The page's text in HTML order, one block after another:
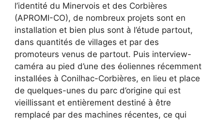
l’identité du Minervois et des Corbières
(APROMI-CO), de nombreux projets sont en
installation et bien plus sont à l’étude partout,
dans quantités de villages et par des
promoteurs venus de partout. Puis interview-
caméra au pied d’une des éoliennes récemment
installées à Conilhac-Corbières, en lieu et place
de quelques-unes du parc d’origine qui est
vieillissant et entièrement destiné à être
remplacé par des machines récentes, ce qui